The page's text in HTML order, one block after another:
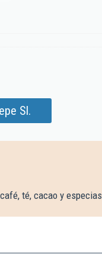
Sl.
té, cacao y especias